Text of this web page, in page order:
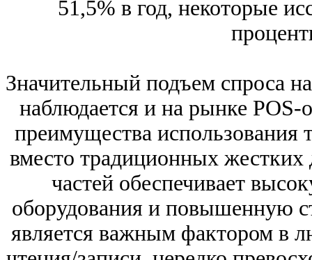
51,5% в год, некоторые
Значительный подъем спроса
наблюдается и на рынке
преимущества использования
вместо традиционных
частей обеспечивает
оборудования и повышенную
является важным фактором в